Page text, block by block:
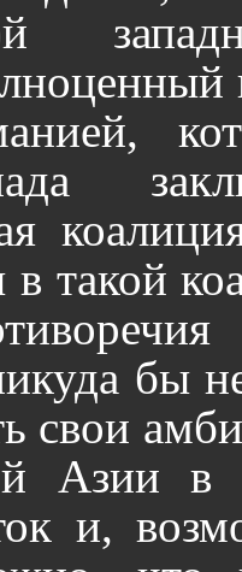
такой
бы
свои
Азии в
и,